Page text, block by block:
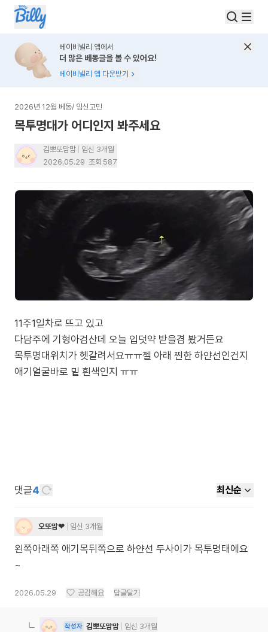
베이비빌리 앱에서
더 많은 베동글을 볼 수 있어요!
베이비빌리 앱 다운받기
2026년 12월 베동/ 임신고민
목투명대가 어디인지 봐주세요
김뽀또맘맘
임신 3개월
2026.05.29 조회 587
11주1일차로 뜨고 있고
다담주에 기형아검산데 오늘 입덧약 받을겸 봤거든요
목투명대위치가 헷갈려서요ㅠㅠ젤 아래 찐한 하얀선인건지
애기얼굴바로 밑 흰색인지 ㅠㅠ
댓글4 최신순
오또맘❤ 임신 3개월
왼쪽아래쪽 애기목뒤쪽으로 하얀선 두사이가 목투명태에요
~
2026.05.29 공감해요 답글달기
작성자 김뽀또맘맘 임신 3개월